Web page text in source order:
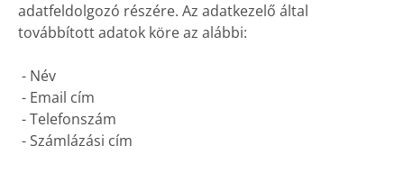
adatfeldolgozó részére. Az adatkezelő által
továbbított adatok köre az alábbi:
- Név
- Email cím
- Telefonszám
- Számlázási cím